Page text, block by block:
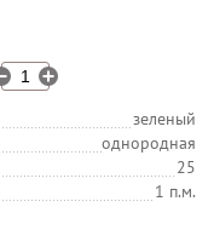
зеленый
однородная
25
1 п.м.